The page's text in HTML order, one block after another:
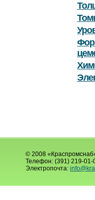
© 2008
Телефон: (391) 219-01-
Электропочта: